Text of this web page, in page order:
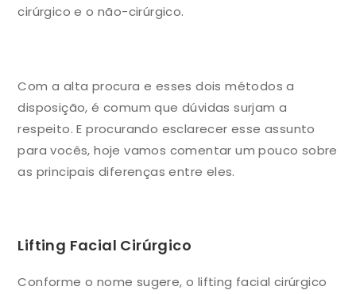
cirúrgico e o não-cirúrgico.
Com a alta procura e esses dois métodos a
disposição, é comum que dúvidas surjam a
respeito. E procurando esclarecer esse assunto
para vocês, hoje vamos comentar um pouco sobre
as principais diferenças entre eles.
Lifting Facial Cirúrgico
Conforme o nome sugere, o lifting facial cirúrgico